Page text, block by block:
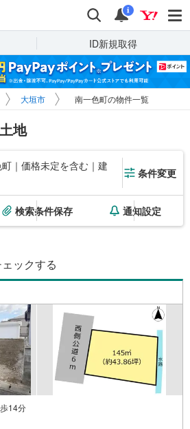
検索 通知
i
ID新規取得
大垣市 南一色町の物件一覧
地
｜価格未定を含む｜建
条件変更
検索条件保存 通知設定
ックする
14分